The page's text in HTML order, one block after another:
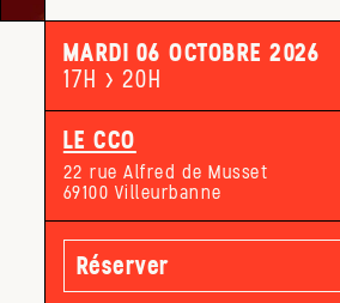
MARDI 06 OCTOBRE 2026
17H > 20H
LE CCO
22 rue Alfred de Musset
69100 Villeurbanne
Réserver